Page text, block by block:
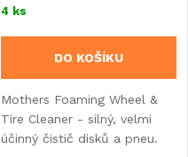
4 ks
DO KOŠÍKU
Mothers Foaming Wheel &
Tire Cleaner - silný, velmi
účinný čistič disků a pneu.